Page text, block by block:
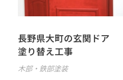
長野県大町の玄関ドア
塗り替え工事
木部・鉄部塗装